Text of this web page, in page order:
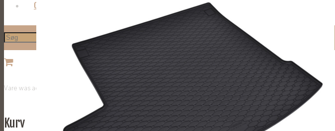
Om Tages.dk
Vare was added to your cart
Kurv